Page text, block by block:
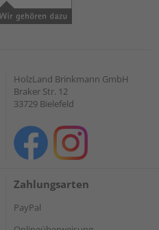
HolzLand Brinkmann GmbH
Braker Str. 12
33729 Bielefeld
Zahlungsarten
PayPal